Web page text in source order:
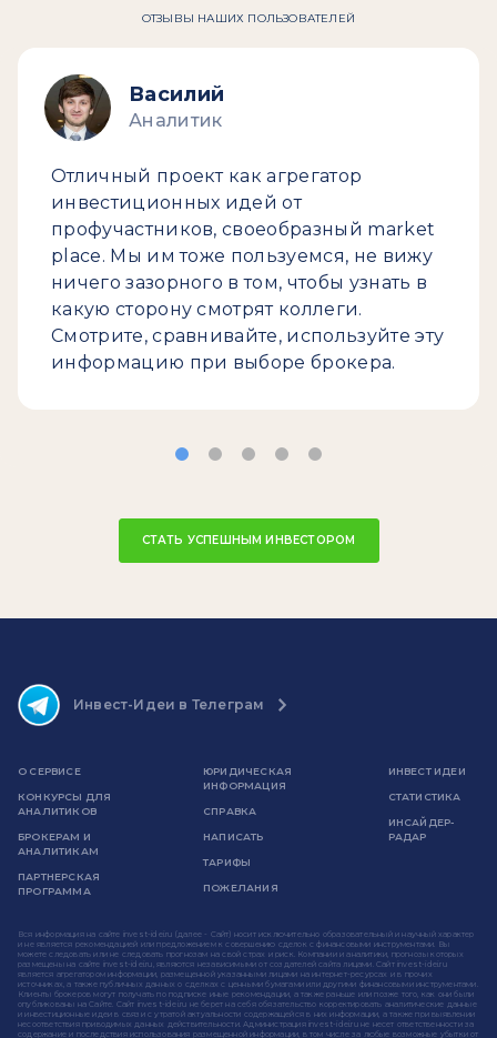
ОТЗЫВЫ НАШИХ ПОЛЬЗОВАТЕЛЕЙ
Василий
Аналитик
Отличный проект как агрегатор
инвестиционных идей от
профучастников, своеобразный market
place. Мы им тоже пользуемся, не вижу
ничего зазорного в том, чтобы узнать в
какую сторону смотрят коллеги.
Смотрите, сравнивайте, используйте эту
информацию при выборе брокера.
СТАТЬ УСПЕШНЫМ ИНВЕСТОРОМ
Инвест-Идеи в Телеграм
О СЕРВИСЕ
КОНКУРСЫ ДЛЯ
АНАЛИТИКОВ
БРОКЕРАМ И
АНАЛИТИКАМ
ПАРТНЕРСКАЯ
ПРОГРАММА
ЮРИДИЧЕСКАЯ
ИНФОРМАЦИЯ
СПРАВКА
НАПИСАТЬ
ТАРИФЫ
ПОЖЕЛАНИЯ
ИНВЕСТ ИДЕИ
СТАТИСТИКА
ИНСАЙДЕР-
РАДАР
Вся информация на сайте invest-idei.ru (далее - Сайт) носит исключительно образовательный и научный характер
и не является рекомендацией или предложением к совершению сделок с финансовыми инструментами. Вы
можете следовать или не следовать прогнозам на свой страх и риск. Компании и аналитики, прогнозы которых
размещены на сайте invest-idei.ru, являются независимыми от создателей сайта лицами. Сайт invest-idei.ru
является агрегатором информации, размещенной указанными лицами на интернет-ресурсах и в прочих
источниках, а также публичных данных о сделках с ценными бумагами или другими финансовыми инструментами.
Клиенты брокеров могут получать по подписке иные рекомендации, а также раньше или позже того, как они были
опубликованы на Сайте. Сайт invest-idei.ru не берет на себя обязательство корректировать аналитические данные
и инвестиционные идеи в связи с утратой актуальности содержащейся в них информации, а также при выявлении
несоответствия приводимых данных действительности. Администрация invest-idei.ru не несет ответственности за
содержание и последствия использования размещенной информации, в том числе за любые возможные убытки от